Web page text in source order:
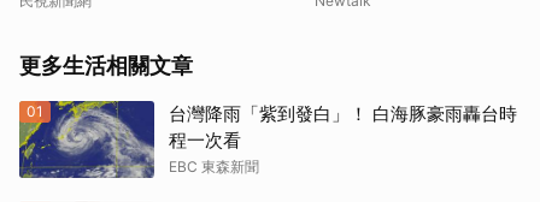
更多生活相關文章
01
台灣降雨「紫到發白」！ 白海豚豪雨轟台時
程一次看
EBC 東森新聞
取消